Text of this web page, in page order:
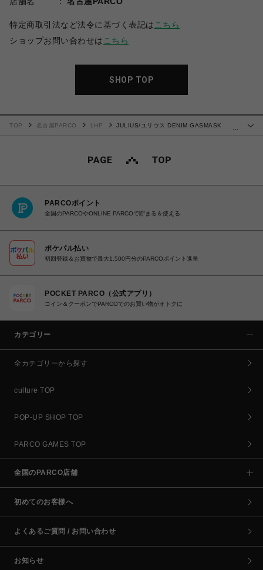
特定商取引法など法令に基づく表記は こちら
ショップお問い合わせは こちら
SHOP TOP
…
TOP 名古屋PARCO LHP
JULIUS/ユリウス DENIM GASMASK
PARCOポイント
全国のPARCOやONLINE PARCOで貯まる＆使える
ポケパル払い
初回登録＆お買物で最大1,500円分のPARCOポイント進呈
POCKET PARCO（公式アプリ）
コイン＆クーポンでPARCOでのお買い物がオトクに
カテゴリー
全カテゴリーから探す
culture TOP
POP-UP SHOP TOP
PARCO GAMES TOP
全国のPARCO店舗
初めてのお客様へ
よくあるご質問 / お問い合わせ
お知らせ